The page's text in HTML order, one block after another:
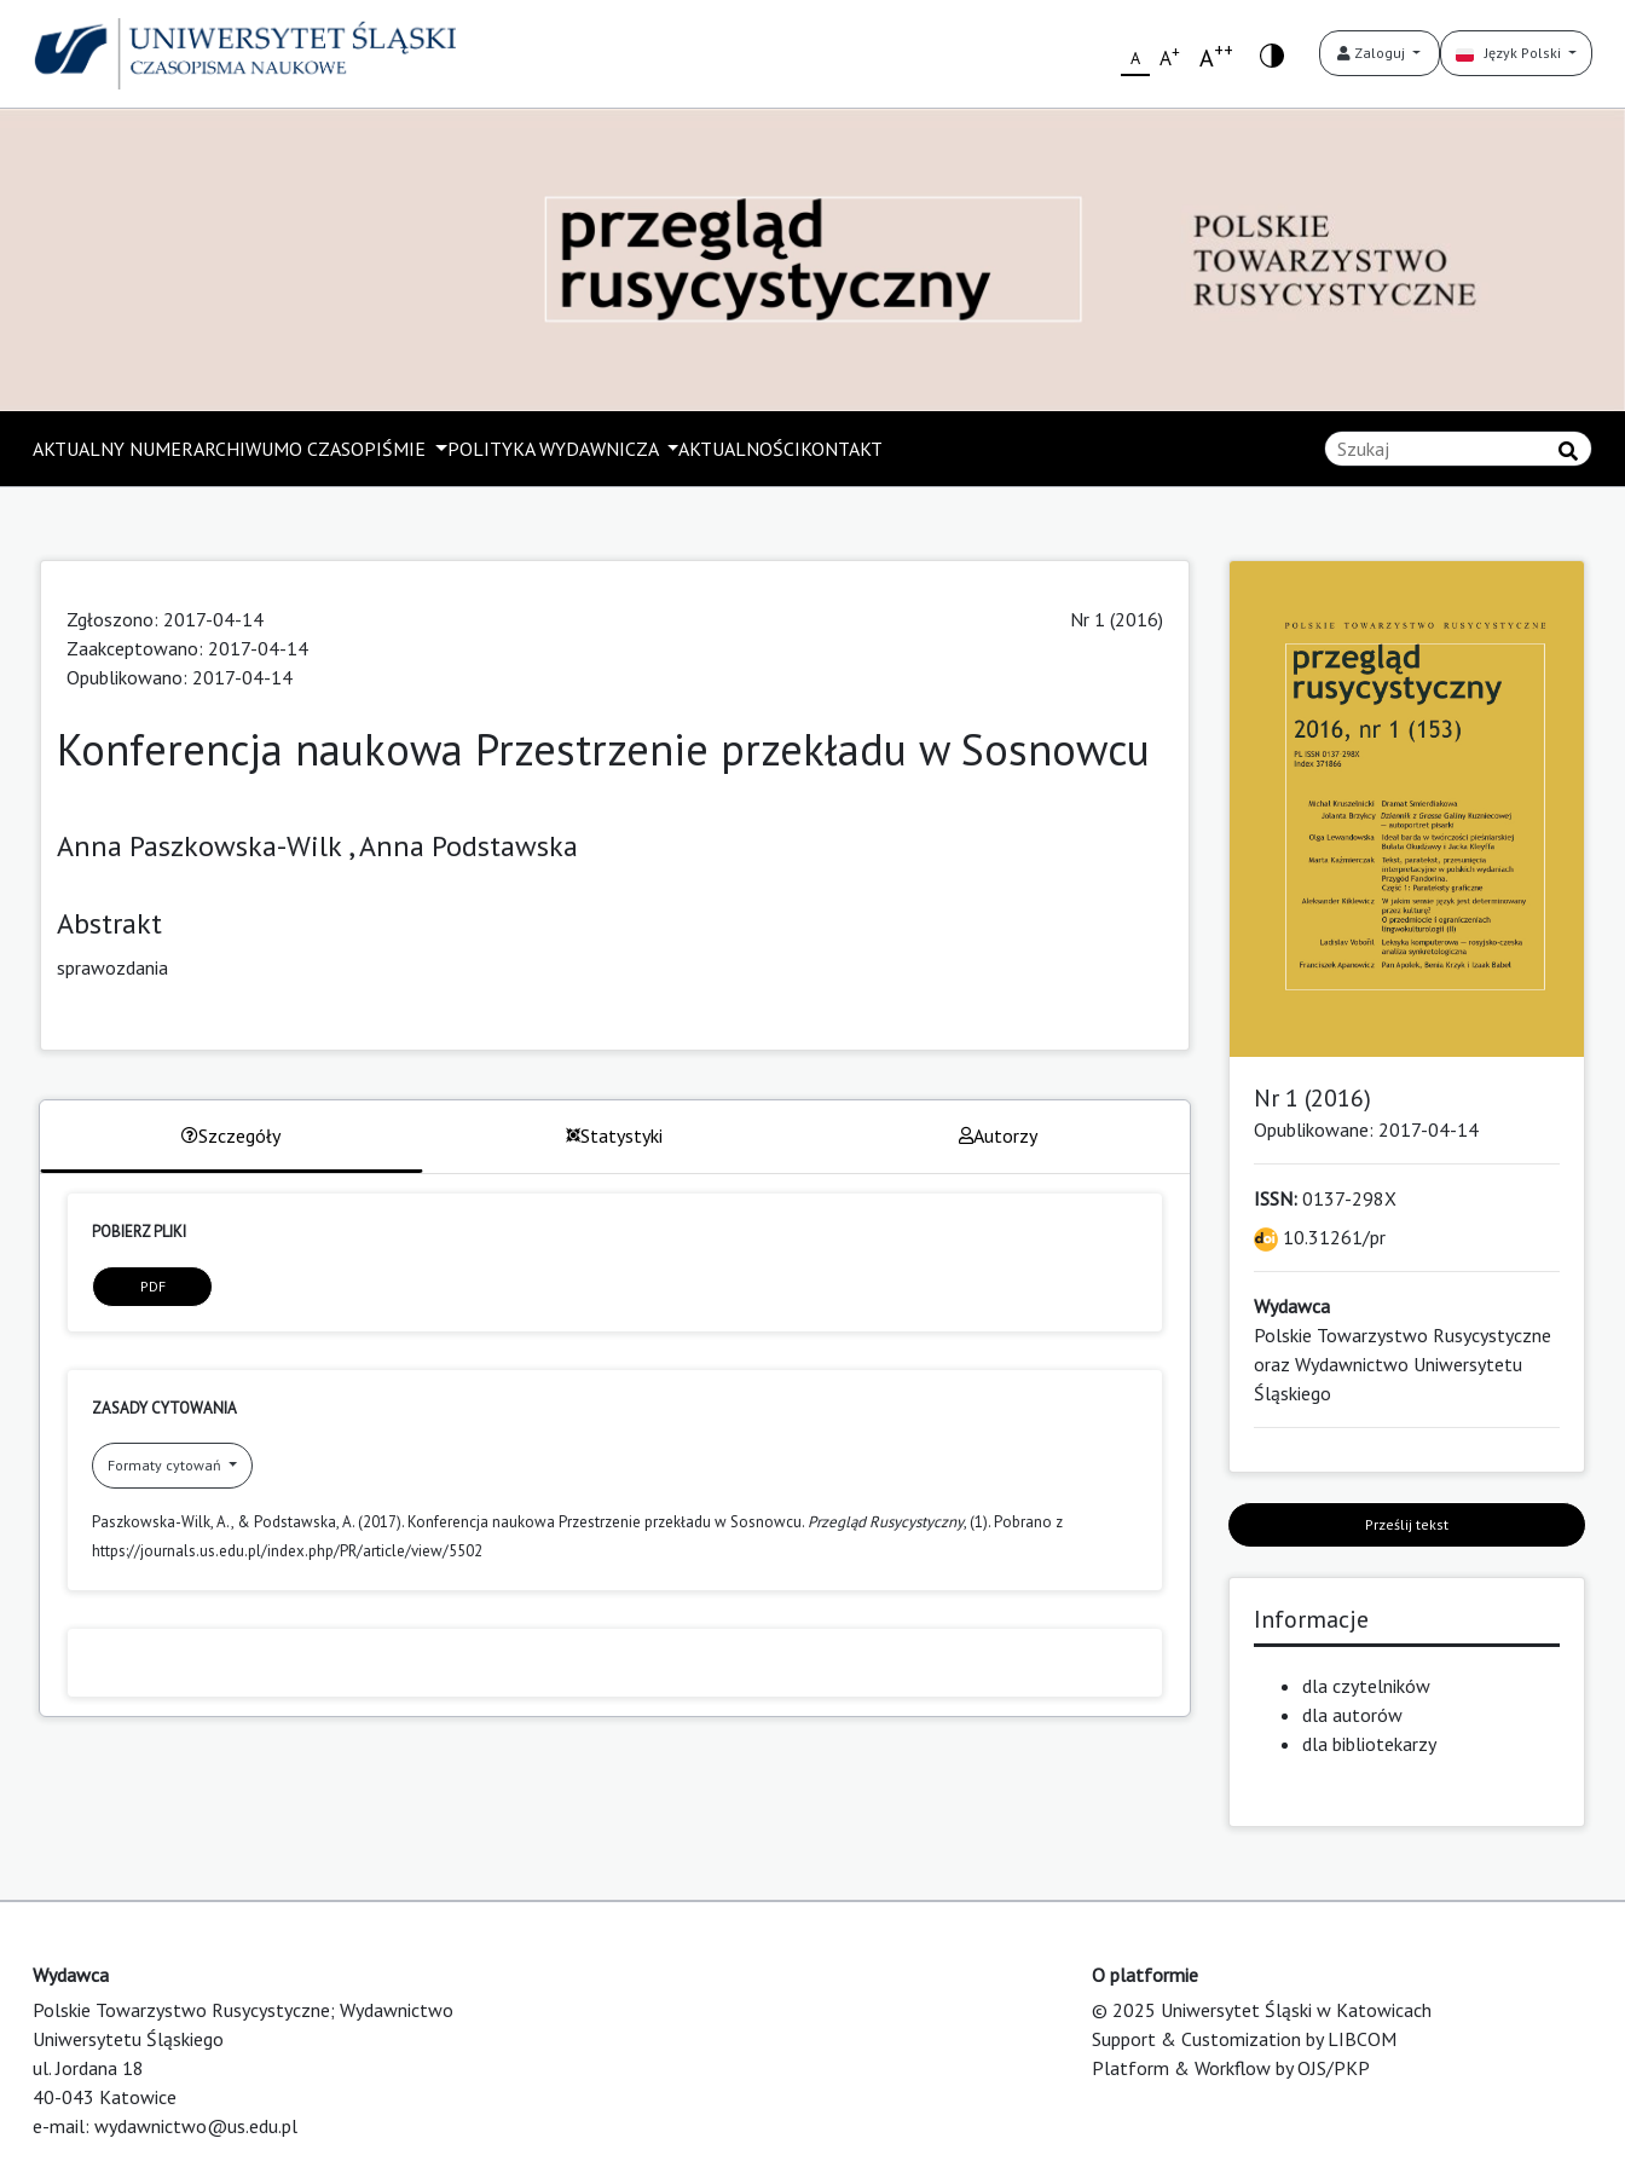
A A+ A++ Zaloguj Język Polski
AKTUALNY NUMERARCHIWUMO CZASOPIŚMIE POLITYKA WYDAWNICZA AKTUALNOŚCIKONTAKT
Zgłoszono: 2017-04-14
Zaakceptowano: 2017-04-14
Opublikowano: 2017-04-14
Nr 1 (2016)
Konferencja naukowa Przestrzenie przekładu w Sosnowcu
Anna Paszkowska-Wilk ,Anna Podstawska
Abstrakt
sprawozdania
Szczegóły Statystyki Autorzy
POBIERZ PLIKI
PDF
ZASADY CYTOWANIA
Formaty cytowań
Paszkowska-Wilk, A., & Podstawska, A. (2017). Konferencja naukowa Przestrzenie przekładu w Sosnowcu. Przegląd Rusycystyczny, (1). Pobrano z
https://journals.us.edu.pl/index.php/PR/article/view/5502
Nr 1 (2016)
Opublikowane: 2017-04-14
ISSN:0137-298X
10.31261/pr
Wydawca
Polskie Towarzystwo Rusycystyczne
oraz Wydawnictwo Uniwersytetu
Śląskiego
Prześlij tekst
Informacje
dla czytelników
dla autorów
dla bibliotekarzy
Wydawca
Polskie Towarzystwo Rusycystyczne; Wydawnictwo
Uniwersytetu Śląskiego
ul. Jordana 18
40-043 Katowice
e-mail: wydawnictwo@us.edu.pl
O platformie
© 2025 Uniwersytet Śląski w Katowicach
Support & Customization by LIBCOM
Platform & Workflow by OJS/PKP